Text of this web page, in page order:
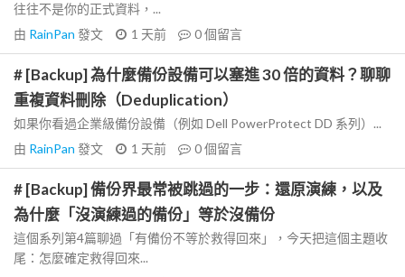
往往不是你的正式資料，...
由 RainPan 發文 1 天前 0個留言
# [Backup] 為什麼備份設備可以塞進 30 倍的資料？聊聊
重複資料刪除（Deduplication）
如果你看過企業級備份設備（例如 Dell PowerProtect DD 系列）...
由 RainPan 發文 1 天前 0個留言
# [Backup] 備份界最常被跳過的一步：還原演練，以及
為什麼「沒演練過的備份」等於沒備份
這個系列第4篇聊過「有備份不等於救得回來」，今天把這個主題收
尾：怎麼確定救得回來...